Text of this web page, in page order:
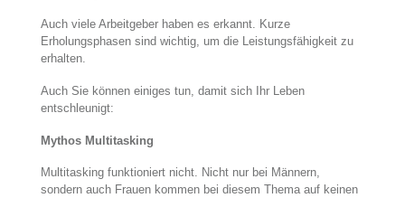
Auch viele Arbeitgeber haben es erkannt. Kurze
Erholungsphasen sind wichtig, um die Leistungsfähigkeit zu
erhalten.
Auch Sie können einiges tun, damit sich Ihr Leben
entschleunigt:
Mythos Multitasking
Multitasking funktioniert nicht. Nicht nur bei Männern,
sondern auch Frauen kommen bei diesem Thema auf keinen